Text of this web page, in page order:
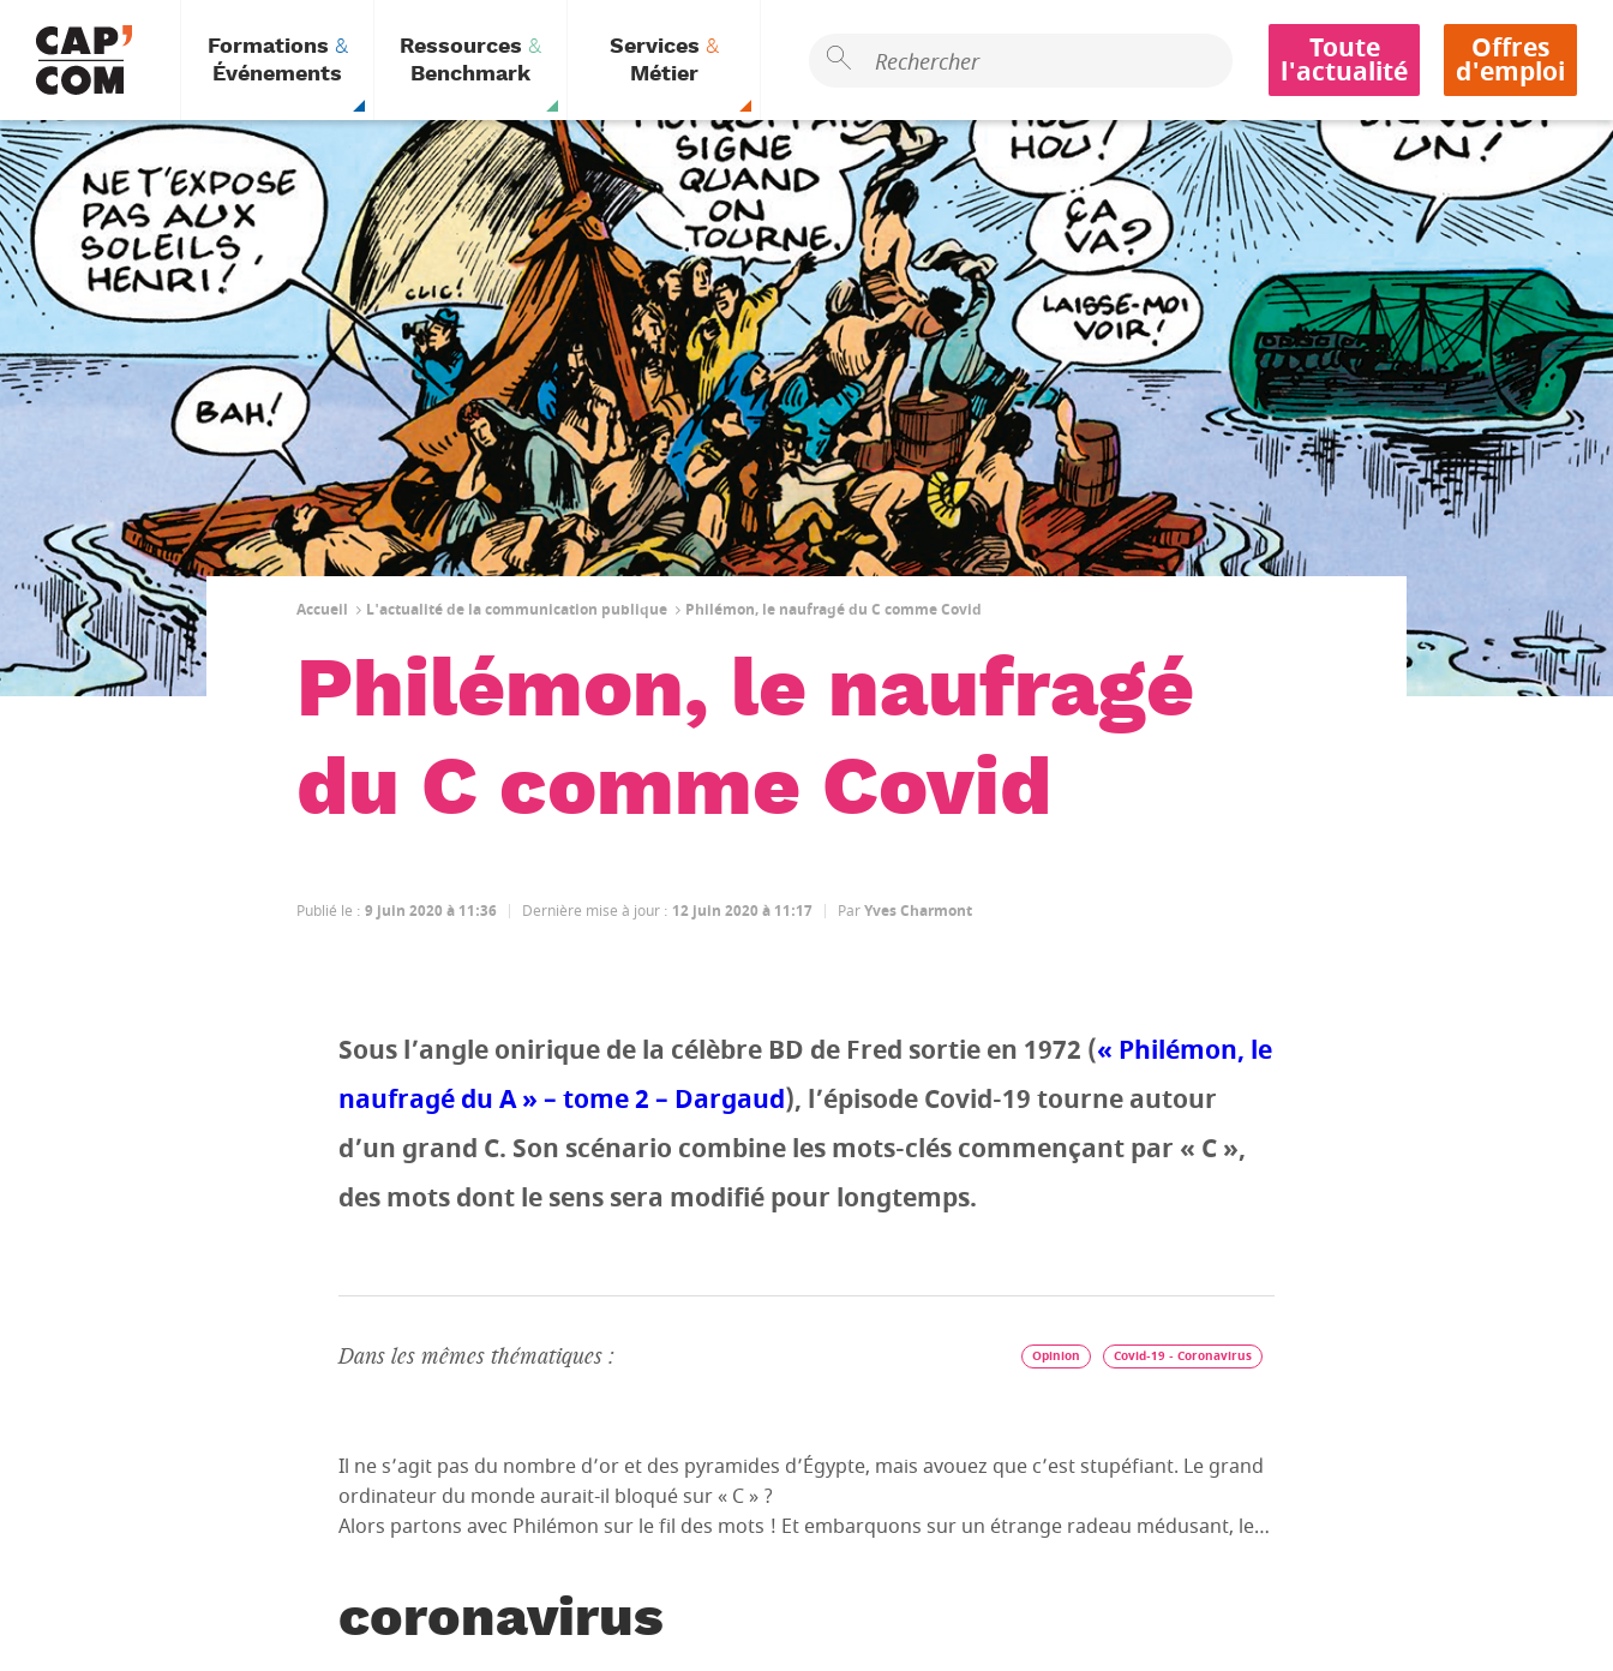
contenu
principal
Formations &
Événements
Ressources &
Benchmark
Services &
Métier
Toute
l'actualité
Offres
d'emploi
Accueil L'actualité de la communication publique Philémon, le naufragé du C comme Covid
Philémon, le naufragé
du C comme Covid
Publié le : 9 juin 2020 à 11:36 Dernière mise à jour : 12 juin 2020 à 11:17 ParYves Charmont
Sous l’angle onirique de la célèbre BD de Fred sortie en 1972 (« Philémon, le
naufragé du A » – tome 2 – Dargaud), l’épisode Covid-19 tourne autour
d’un grand C. Son scénario combine les mots-clés commençant par « C »,
des mots dont le sens sera modifié pour longtemps.
Dans les mêmes thématiques : Opinion Covid-19 - Coronavirus
Il ne s’agit pas du nombre d’or et des pyramides d’Égypte, mais avouez que c’est stupéfiant. Le grand
ordinateur du monde aurait-il bloqué sur « C » ?
Alors partons avec Philémon sur le fil des mots ! Et embarquons sur un étrange radeau médusant, le…
coronavirus